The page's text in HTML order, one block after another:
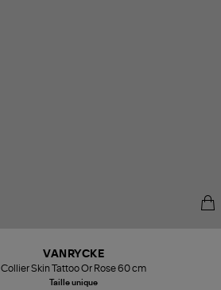
VANRYCKE
Collier Skin Tattoo Or Rose 60 cm
Taille unique